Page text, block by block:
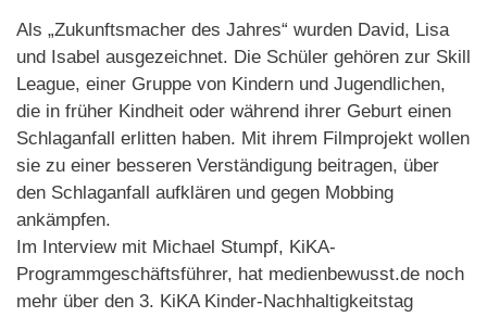
Als „Zukunftsmacher des Jahres“ wurden David, Lisa
und Isabel ausgezeichnet. Die Schüler gehören zur Skill
League, einer Gruppe von Kindern und Jugendlichen,
die in früher Kindheit oder während ihrer Geburt einen
Schlaganfall erlitten haben. Mit ihrem Filmprojekt wollen
sie zu einer besseren Verständigung beitragen, über
den Schlaganfall aufklären und gegen Mobbing
ankämpfen.
Im Interview mit Michael Stumpf, KiKA-
Programmgeschäftsführer, hat medienbewusst.de noch
mehr über den 3. KiKA Kinder-Nachhaltigkeitstag